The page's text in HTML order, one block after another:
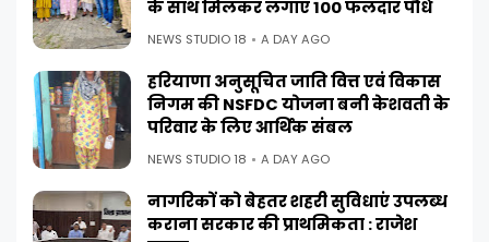
के साथ मिलकर लगाए 100 फलदार पौधे
NEWS STUDIO 18 A DAY AGO
हरियाणा अनुसूचित जाति वित्त एवं विकास
निगम की NSFDC योजना बनी केशवती के
परिवार के लिए आर्थिक संबल
NEWS STUDIO 18 A DAY AGO
नागरिकों को बेहतर शहरी सुविधाएं उपलब्ध
कराना सरकार की प्राथमिकता : राजेश